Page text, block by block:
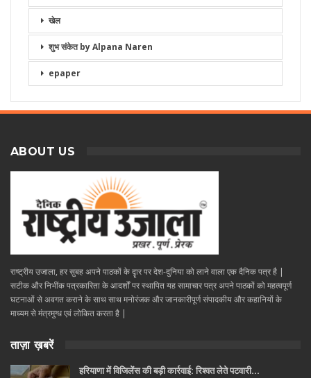
खेल
शुभ संकेत by Alpana Naren
epaper
ABOUT US
राष्ट्रीय उजाला, हर सुबह अपने पाठकों के दॄार पर देश-दुनिया को लाने वाला एक दैनिक पत्र है |
सटीक और निभींक पत्रकारिता के आदर्शों पर स्थापित यह सामाचार पत्र अपने पाठकों को महत्वपूर्ण
घटनाओं से अवगत कराने के साथ साथ मनोरंजक और जानकारीपूर्ण संपादकीय और कहानियों के
माध्यम से मंत्रमुग्ध एवं लोकित करता है |
ताज़ा ख़बरें
हरियाणा में विजिलेंस की बड़ी कार्रवाई: रिश्वत लेते पटवारी…